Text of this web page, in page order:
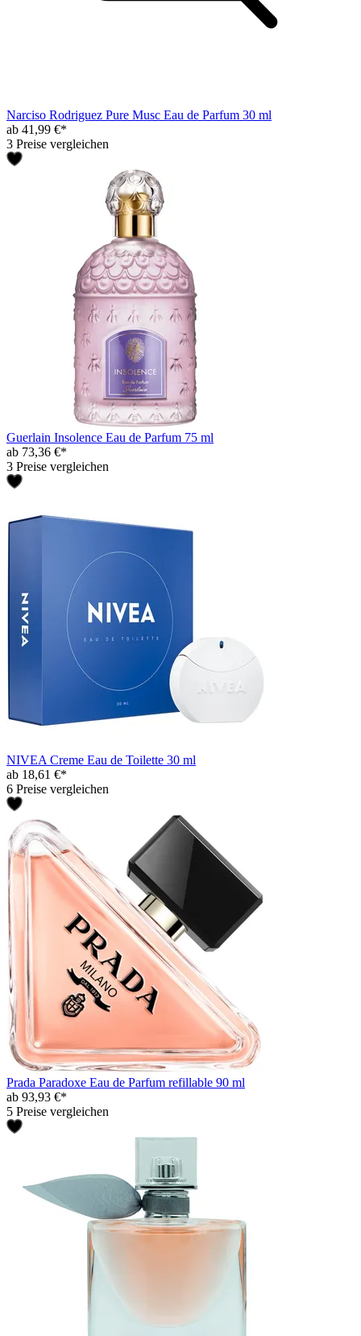
Narciso Rodriguez Pure Musc Eau de Parfum 30 ml
ab 41,99 €*
3 Preise vergleichen
Guerlain Insolence Eau de Parfum 75 ml
ab 73,36 €*
3 Preise vergleichen
NIVEA Creme Eau de Toilette 30 ml
ab 18,61 €*
6 Preise vergleichen
Prada Paradoxe Eau de Parfum refillable 90 ml
ab 93,93 €*
5 Preise vergleichen